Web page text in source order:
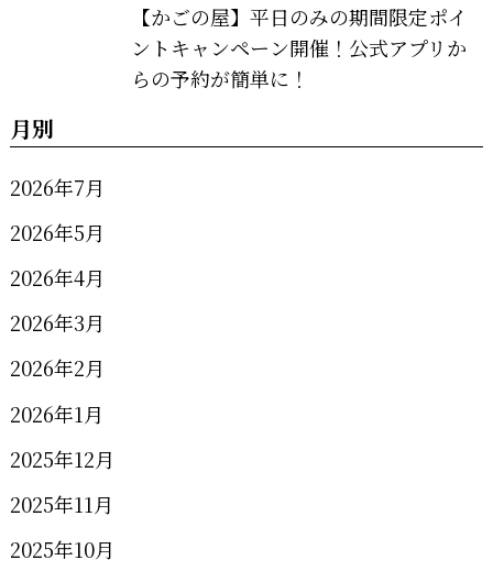
【かごの屋】平日のみの期間限定ポイ
ントキャンペーン開催！公式アプリか
らの予約が簡単に！
月別
2026年7月
2026年5月
2026年4月
2026年3月
2026年2月
2026年1月
2025年12月
2025年11月
2025年10月